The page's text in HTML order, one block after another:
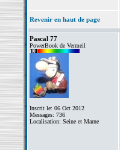
Revenir en haut de page
Pascal 77
PowerBook de Vermeil
Inscrit le: 06 Oct 2012
Messages: 736
Localisation: Seine et Marne